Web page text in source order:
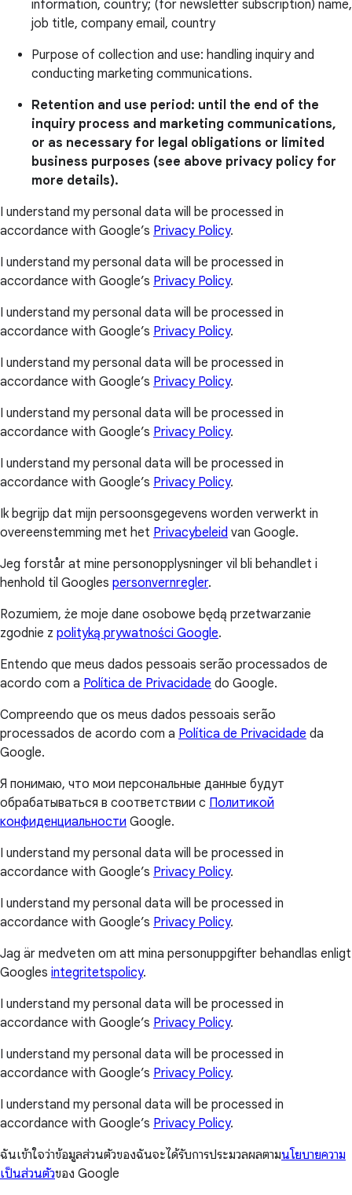
information, country; (for newsletter subscription) name,
job title, company email, country
Purpose of collection and use: handling inquiry and
conducting marketing communications.
Retention and use period: until the end of the
inquiry process and marketing communications,
or as necessary for legal obligations or limited
business purposes (see above privacy policy for
more details).
I understand my personal data will be processed in
accordance with Google’s Privacy Policy.
I understand my personal data will be processed in
accordance with Google’s Privacy Policy.
I understand my personal data will be processed in
accordance with Google’s Privacy Policy.
I understand my personal data will be processed in
accordance with Google’s Privacy Policy.
I understand my personal data will be processed in
accordance with Google’s Privacy Policy.
I understand my personal data will be processed in
accordance with Google’s Privacy Policy.
Ik begrijp dat mijn persoonsgegevens worden verwerkt in
overeenstemming met het Privacybeleid van Google.
Jeg forstår at mine personopplysninger vil bli behandlet i
henhold til Googles personvernregler.
Rozumiem, że moje dane osobowe będą przetwarzanie
zgodnie z polityką prywatności Google.
Entendo que meus dados pessoais serão processados de
acordo com a Política de Privacidade do Google.
Compreendo que os meus dados pessoais serão
processados de acordo com a Política de Privacidade da
Google.
Я понимаю, что мои персональные данные будут
обрабатываться в соответствии с Политикой
конфиденциальности Google.
I understand my personal data will be processed in
accordance with Google’s Privacy Policy.
I understand my personal data will be processed in
accordance with Google’s Privacy Policy.
Jag är medveten om att mina personuppgifter behandlas enligt
Googles integritetspolicy.
I understand my personal data will be processed in
accordance with Google’s Privacy Policy.
I understand my personal data will be processed in
accordance with Google’s Privacy Policy.
I understand my personal data will be processed in
accordance with Google’s Privacy Policy.
ฉันเข้าใจว่าข้อมูลส่วนตัวของฉันจะได้รับการประมวลผลตามนโยบายความ
เป็นส่วนตัวของ Google